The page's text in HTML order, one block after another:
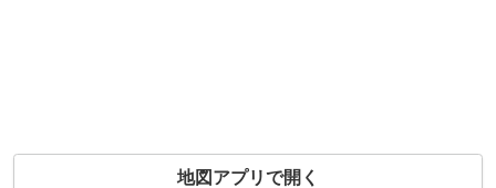
地図アプリで開く